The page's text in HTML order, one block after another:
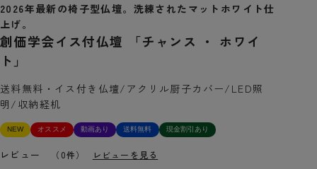
2026年最新の椅子型仏壇。洗練されたマットホワイト仕
上げ。
創価学会イス付仏壇 「チャンス ・ ホワイ
ト」
送料無料・イス付き仏壇/アクリル厨子カバー/LED照
明/収納経机
NEW オススメ 動画あり 送料無料 現金割引あり
レビュー （0件）
レビューを見る